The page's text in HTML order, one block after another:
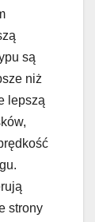
są
niż
lepszą
strony